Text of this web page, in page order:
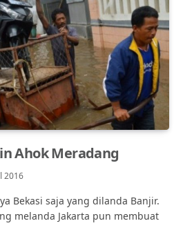
Ahok Meradang
2016
Bekasi saja yang dilanda Banjir.
melanda Jakarta pun membuat